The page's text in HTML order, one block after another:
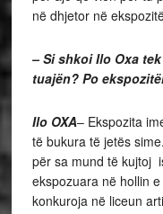
në dhjetor në
– Si shkoi Ilo Oxa
tuajën? Po
Ilo OXA– Ekspozita
të bukura të jetës
për sa mund të kujtoj
ekspozuara në hollin
konkuroja në liceun